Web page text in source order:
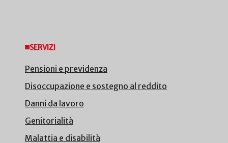
SERVIZI
Pensioni e previdenza
Disoccupazione e sostegno al reddito
Danni da lavoro
Genitorialità
Malattia e disabilità